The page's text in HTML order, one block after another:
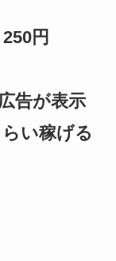
円
告が表示
い稼げる